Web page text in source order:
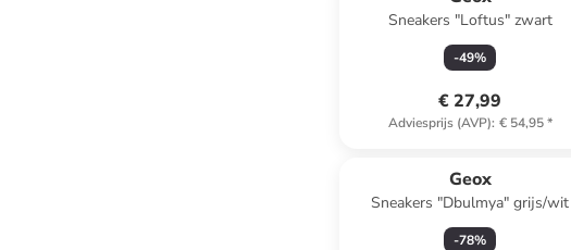
Sneakers "Loftus" zwart
-49%
€ 27,99
Adviesprijs (AVP): € 54,95*
Geox
Sneakers "Dbulmya" grijs/wit
-78%